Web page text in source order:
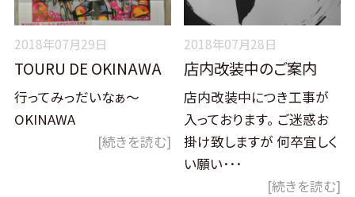
2018年07月29日
TOURU DE OKINAWA
行ってみっだいなぁ～
OKINAWA
[続きを読む]
2018年07月28日
店内改装中のご案内
店内改装中につき工事が
入っております。 ご迷惑お
掛け致しますが 何卒宜しく
い願い･･･
[続きを読む]